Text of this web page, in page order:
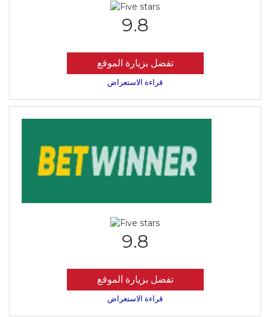
9.8
تفضل بزيارة الموقع
قراءة الاستعراض
9.8
تفضل بزيارة الموقع
قراءة الاستعراض